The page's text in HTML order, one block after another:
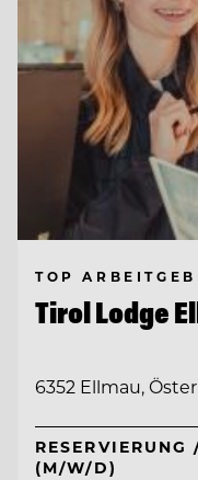
TOP
Tirol Lodge
6352 Ellmau,
(M/W/D)